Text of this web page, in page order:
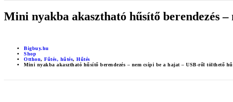
Mini nyakba akasztható hűsítő berendezés
Bigbuy.hu
Shop
Otthon, Fűtés, hűtés, Hűtés
Mini nyakba akasztható hűsítő berendezés – nem csípi be a hajat – USB-ről tölthető